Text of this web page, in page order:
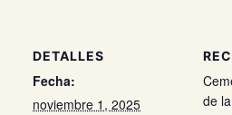
DETALLES
Fecha:
noviembre 1, 2025
de